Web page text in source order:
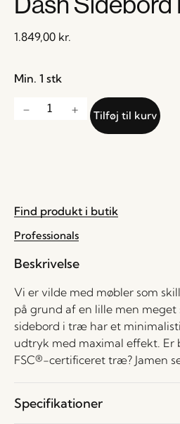
1.849,00 kr.
Min. 1 stk
Tilføj til kurv
Find produkt i butik
Professionals
Beskrivelse
Vi er vilde med møbler som
på grund af en lille men meget
sidebord i træ har et
udtryk med maximal effekt.
FSC®-certificeret træ? Jamen
Specifikationer